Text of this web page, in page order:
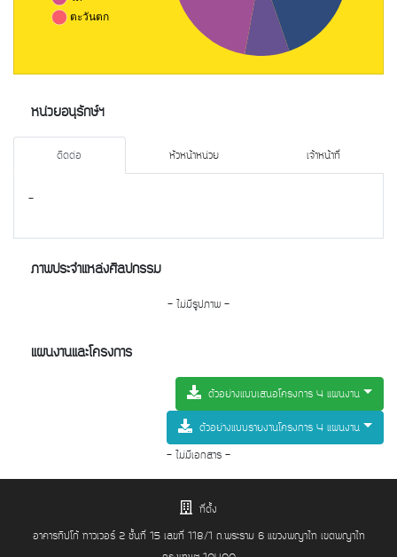
หน่วยอนุรักษ์ฯ
ติดต่อ หัวหน้าหน่วย เจ้าหน้าที่
-
ภาพประจำแหล่งศิลปกรรม
- ไม่มีรูปภาพ -
แผนงานและโครงการ
ตัวอย่างแบบเสนอโครงการ 4 แผนงาน
ตัวอย่างแบบรายงานโครงการ 4 แผนงาน
- ไม่มีเอกสาร -
ที่ตั้ง
อาคารทิปโก้ ทาวเวอร์ 2 ชั้นที่ 15 เลขที่ 118/1 ถ.พระราม 6 แขวงพญาไท เขตพญาไท